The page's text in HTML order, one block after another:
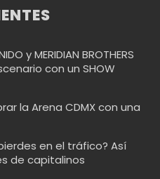
y MERIDIAN BROTHERS
con un SHOW
la Arena CDMX con una
en el tráfico? Así
de capitalinos